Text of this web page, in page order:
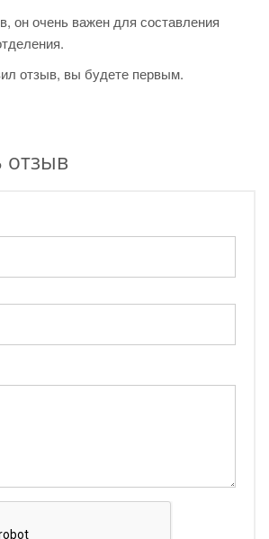
он очень важен для составления
отзыв, вы будете первым.
отзыв